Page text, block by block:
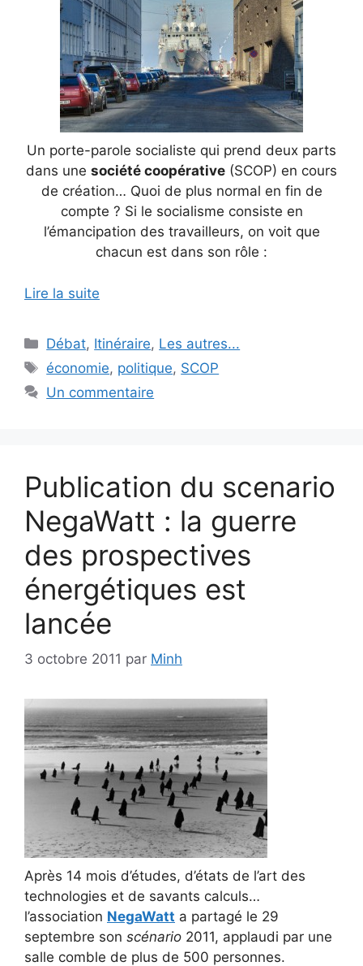
Un porte-parole socialiste qui prend deux parts
dans une société coopérative (SCOP) en cours
de création… Quoi de plus normal en fin de
compte ? Si le socialisme consiste en
l’émancipation des travailleurs, on voit que
chacun est dans son rôle :
Lire la suite
Catégories
Débat, Itinéraire, Les autres...
Étiquettes
économie, politique, SCOP
Un commentaire
Publication du scenario
NegaWatt : la guerre
des prospectives
énergétiques est
lancée
3 octobre 2011 par Minh
Après 14 mois d’études, d’états de l’art des
technologies et de savants calculs…
l’association NegaWatt a partagé le 29
septembre son scénario 2011, applaudi par une
salle comble de plus de 500 personnes.